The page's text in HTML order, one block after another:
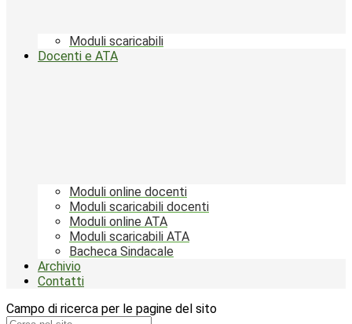
Moduli scaricabili
Docenti e ATA
Moduli online docenti
Moduli scaricabili docenti
Moduli online ATA
Moduli scaricabili ATA
Bacheca Sindacale
Archivio
Contatti
Campo di ricerca per le pagine del sito